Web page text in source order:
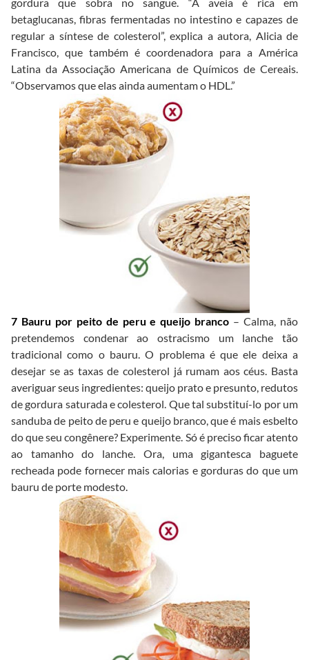
gordura que sobra no sangue. “A aveia é rica em
betaglucanas, fibras fermentadas no intestino e capazes de
regular a síntese de colesterol”, explica a autora, Alicia de
Francisco, que também é coordenadora para a América
Latina da Associação Americana de Químicos de Cereais.
“Observamos que elas ainda aumentam o HDL.”
7 Bauru por peito de peru e queijo branco – Calma, não
pretendemos condenar ao ostracismo um lanche tão
tradicional como o bauru. O problema é que ele deixa a
desejar se as taxas de colesterol já rumam aos céus. Basta
averiguar seus ingredientes: queijo prato e presunto, redutos
de gordura saturada e colesterol. Que tal substituí-lo por um
sanduba de peito de peru e queijo branco, que é mais esbelto
do que seu congênere? Experimente. Só é preciso ficar atento
ao tamanho do lanche. Ora, uma gigantesca baguete
recheada pode fornecer mais calorias e gorduras do que um
bauru de porte modesto.